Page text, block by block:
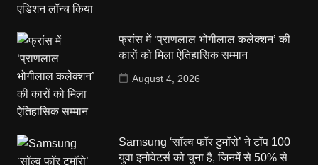
फ्रांस में ‘प्राणलाल भोगीलाल कलेक्शन’ की
कारों को मिला ऐतिहासिक सम्मान
August 4, 2026
Samsung ‘सॉल्व फॉर टुमॉरो’ ने टॉप 100
युवा इनोवेटर्स को चुना है, जिनमें से 50% से